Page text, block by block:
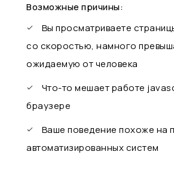
Возможные причины:
Вы просматриваете
со скоростью, намного
ожидаемую от человека
Что-то мешает работе
браузере
Ваше поведение похоже на
автоматизированных систем